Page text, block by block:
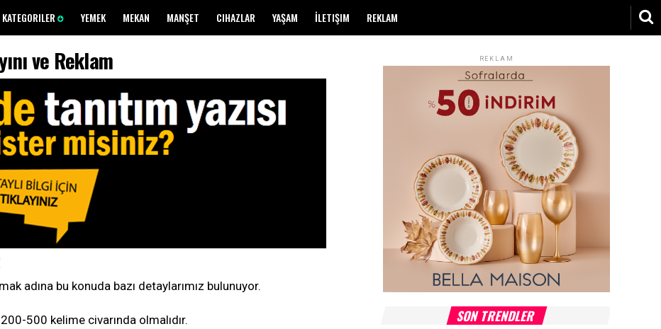
KATEGORILER YEMEK MEKAN MANŞET CIHAZLAR YAŞAM İLETIŞIM REKLAM
ve Reklam
adına bu konuda bazı detaylarımız bulunuyor.
500 kelime civarında olmalıdır.
REKLAM
SON TRENDLER